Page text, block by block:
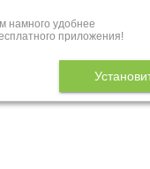
намного удобнее
приложения!